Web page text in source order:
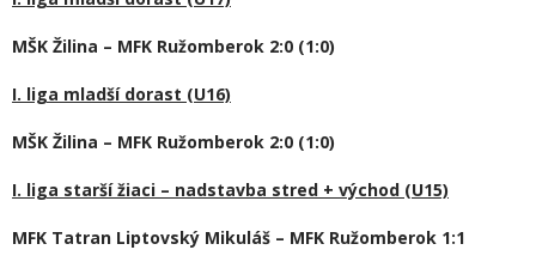
MŠK Žilina – MFK Ružomberok 2:0 (1:0)
I. liga mladší dorast (U16)
MŠK Žilina – MFK Ružomberok 2:0 (1:0)
I. liga starší žiaci – nadstavba stred + východ (U15)
MFK Tatran Liptovský Mikuláš – MFK Ružomberok 1:1